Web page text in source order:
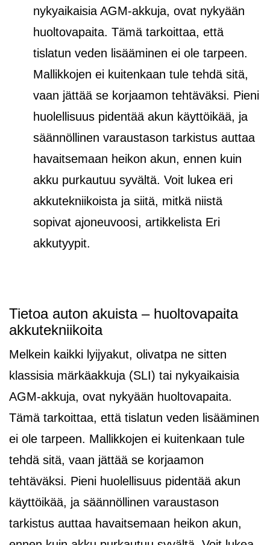
nykyaikaisia AGM-akkuja, ovat nykyään
huoltovapaita. Tämä tarkoittaa, että
tislatun veden lisääminen ei ole tarpeen.
Mallikkojen ei kuitenkaan tule tehdä sitä,
vaan jättää se korjaamon tehtäväksi. Pieni
huolellisuus pidentää akun käyttöikää, ja
säännöllinen varaustason tarkistus auttaa
havaitsemaan heikon akun, ennen kuin
akku purkautuu syvältä. Voit lukea eri
akkutekniikoista ja siitä, mitkä niistä
sopivat ajoneuvoosi, artikkelista Eri
akkutyypit.
Tietoa auton akuista – huoltovapaita
akkutekniikoita
Melkein kaikki lyijyakut, olivatpa ne sitten
klassisia märkäakkuja (SLI) tai nykyaikaisia
AGM-akkuja, ovat nykyään huoltovapaita.
Tämä tarkoittaa, että tislatun veden lisääminen
ei ole tarpeen. Mallikkojen ei kuitenkaan tule
tehdä sitä, vaan jättää se korjaamon
tehtäväksi. Pieni huolellisuus pidentää akun
käyttöikää, ja säännöllinen varaustason
tarkistus auttaa havaitsemaan heikon akun,